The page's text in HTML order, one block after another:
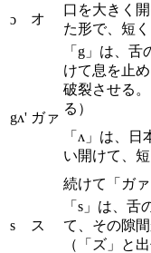
ɔ オ
口を大きく
た形で、短
gʌ' ガァ
「g」は、
けて息を止
破裂させる
る）
「ʌ」は、
い開けて、
続けて「ガァ
s ス
「s」は、
て、その隙
（「ズ」と